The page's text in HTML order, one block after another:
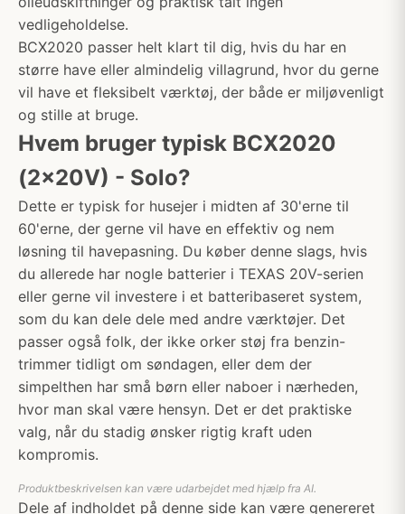
vedligeholdelse.
BCX2020 passer helt klart til dig, hvis du har en
større have eller almindelig villagrund, hvor du gerne
vil have et fleksibelt værktøj, der både er miljøvenligt
og stille at bruge.
Hvem bruger typisk BCX2020
(2x20V) - Solo?
Dette er typisk for husejer i midten af 30'erne til
60'erne, der gerne vil have en effektiv og nem
løsning til havepasning. Du køber denne slags, hvis
du allerede har nogle batterier i TEXAS 20V-serien
eller gerne vil investere i et batteribaseret system,
som du kan dele dele med andre værktøjer. Det
passer også folk, der ikke orker støj fra benzin-
trimmer tidligt om søndagen, eller dem der
simpelthen har små børn eller naboer i nærheden,
hvor man skal være hensyn. Det er det praktiske
valg, når du stadig ønsker rigtig kraft uden
kompromis.
Produktbeskrivelsen kan være udarbejdet med hjælp fra AI.
Dele af indholdet på denne side kan være genereret